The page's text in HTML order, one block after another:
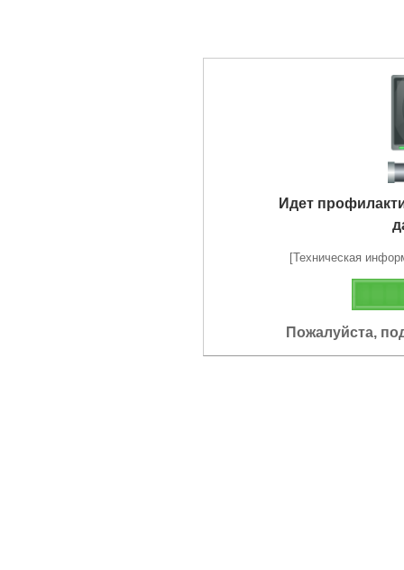
Идет
[Техническая
Пожалуйста,